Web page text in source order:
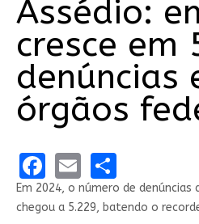
Assédio:
cresce em
denúncias
órgãos
Facebook
EmailShare
Em 2024, o número de
chegou a 5.229, batendo o